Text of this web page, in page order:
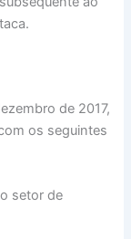
de 2017,
os seguintes
setor de